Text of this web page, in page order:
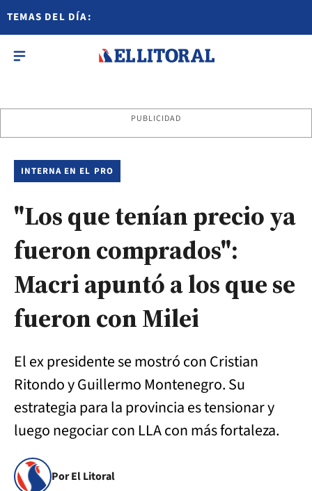
TEMAS DEL DÍA:
PUBLICIDAD
INTERNA EN EL PRO
"Los que tenían precio ya
fueron comprados":
Macri apuntó a los que se
fueron con Milei
El ex presidente se mostró con Cristian
Ritondo y Guillermo Montenegro. Su
estrategia para la provincia es tensionar y
luego negociar con LLA con más fortaleza.
Por El Litoral